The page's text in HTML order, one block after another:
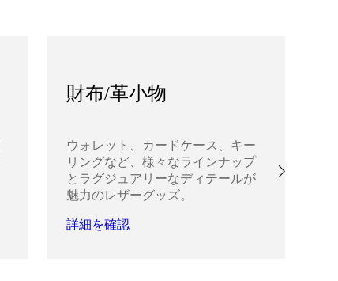
財布/革小物
ウォレット、カードケース、キー
リングなど、様々なラインナップ
とラグジュアリーなディテールが
魅力のレザーグッズ。
詳細を確認